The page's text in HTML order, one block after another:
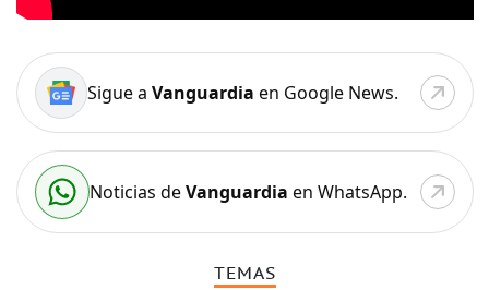
Sigue a Vanguardia en Google News.
Noticias deVanguardia en WhatsApp.
TEMAS